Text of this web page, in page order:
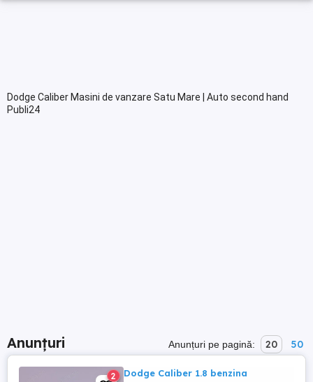
Dodge Caliber Masini de vanzare Satu Mare | Auto second hand
Publi24
Anunțuri Anunțuri pe pagină: 20 50
2 Dodge Caliber 1.8 benzina